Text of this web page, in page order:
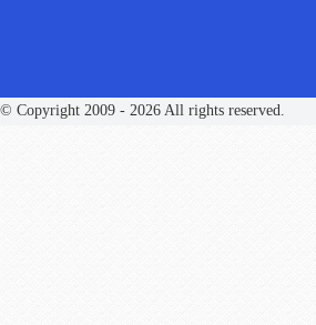
© Copyright 2009 - 2026 All rights reserved.